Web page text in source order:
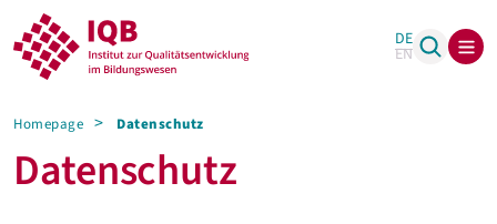
DE
EN
Homepage Datenschutz
Datenschutz